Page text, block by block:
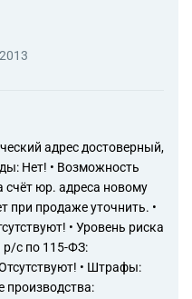
адрес достоверный,
Нет! • Возможность
юр. адреса новому
при продаже уточнить. •
• Уровень риска
с по 115-ФЗ:
• Штрафы:
производства: